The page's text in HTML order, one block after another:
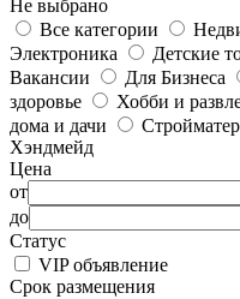
Не выбрано
Все категории
Электроника
Детские
Вакансии
Для Бизнеса
здоровье
Хобби и
дома и дачи
Хэндмейд
Цена
от
до
Статус
VIP объявление
Срок размещения